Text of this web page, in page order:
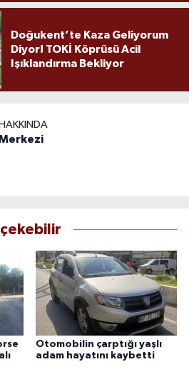
Doğukent’te Kaza Geliyorum
Diyor! TOKİ Köprüsü Acil
Işıklandırma Bekliyor
Otomobilin çarptığı yaşlı
adam hayatını kaybetti